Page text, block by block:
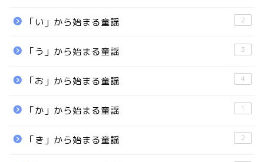
「い」から始まる童謡 2
「う」から始まる童謡 3
「お」から始まる童謡 4
「か」から始まる童謡 1
「き」から始まる童謡 2